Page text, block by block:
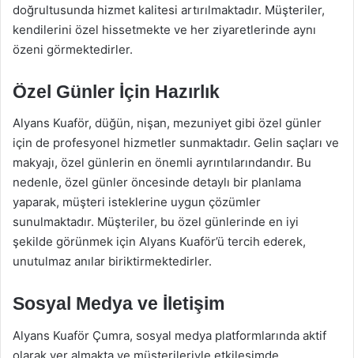
doğrultusunda hizmet kalitesi artırılmaktadır. Müşteriler,
kendilerini özel hissetmekte ve her ziyaretlerinde aynı
özeni görmektedirler.
Özel Günler İçin Hazırlık
Alyans Kuaför, düğün, nişan, mezuniyet gibi özel günler
için de profesyonel hizmetler sunmaktadır. Gelin saçları ve
makyajı, özel günlerin en önemli ayrıntılarındandır. Bu
nedenle, özel günler öncesinde detaylı bir planlama
yaparak, müşteri isteklerine uygun çözümler
sunulmaktadır. Müşteriler, bu özel günlerinde en iyi
şekilde görünmek için Alyans Kuaför’ü tercih ederek,
unutulmaz anılar biriktirmektedirler.
Sosyal Medya ve İletişim
Alyans Kuaför Çumra, sosyal medya platformlarında aktif
olarak yer almakta ve müşterileriyle etkileşimde